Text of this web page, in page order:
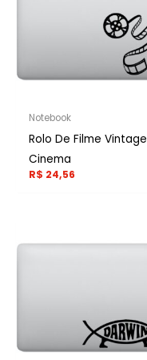
Notebook
Rolo De Filme Vintage
Cinema
R$ 24,56